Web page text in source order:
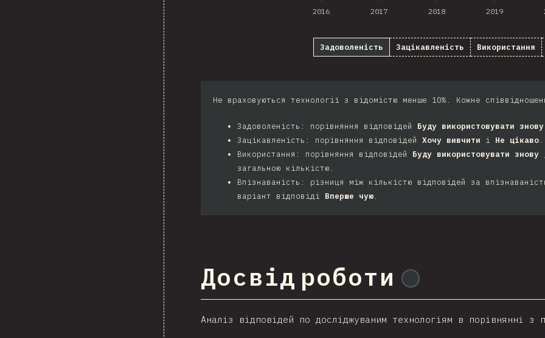
2016 2017 2018 2019
Задоволеність Зацікавленість Використання
Не враховуються технології з відомістю менше 10%. Кожне
Задоволеність: порівняння відповідей Буду використовувати знову
Зацікавленість: порівняння відповідей Хочу вивчити і Не цікаво.
Використання: порівняння відповідей Буду використовувати знову
загальною кількістю.
Впізнаваність: різниця між кількістю відповідей за
варіант відповіді Вперше чую.
Досвід роботи
Аналіз відповідей по досліджуваним технологіям в порівнянні з